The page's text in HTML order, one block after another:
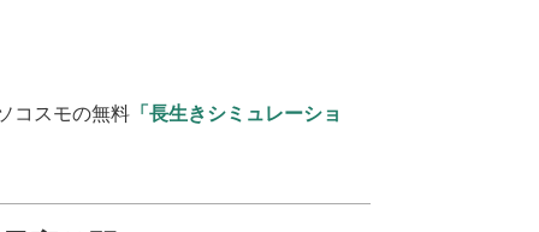
コスモの無料 「長生きシミュレーショ